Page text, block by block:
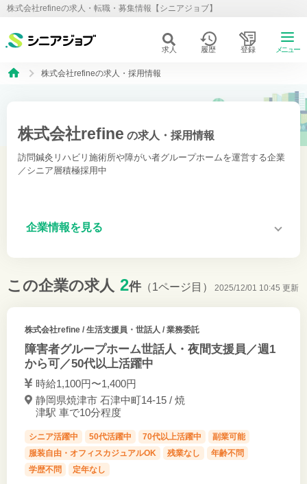
株式会社refineの求人・転職・募集情報【シニアジョブ】
求人 履歴 登録 メニュー
株式会社refineの求人・採用情報
株式会社refine の求人・採用情報
訪問鍼灸リハビリ施術所や障がい者グループホームを運営する企業
／シニア層積極採用中
企業情報を見る
この企業の求人 2件 （1ページ目） 2025/12/01 10:45 更新
株式会社refine/ 生活支援員・世話人 / 業務委託
障害者グループホーム世話人・夜間支援員／週1
から可／50代以上活躍中
時給1,100円〜1,400円
静岡県焼津市 石津中町14-15 / 焼
津駅 車で10分程度
シニア活躍中 50代活躍中 70代以上活躍中
副業可能
服装自由・オフィスカジュアルOK
残業なし
年齢不問
学歴不問
定年なし